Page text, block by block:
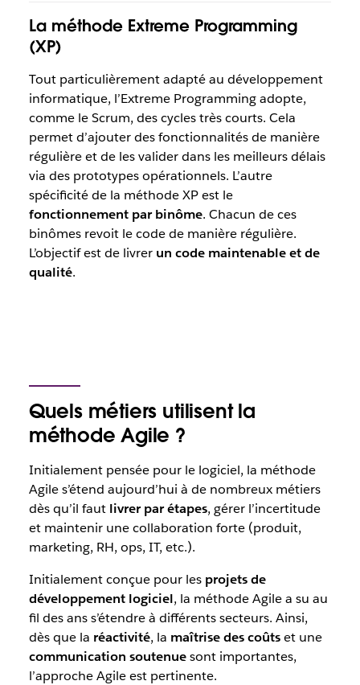
La méthode Extreme Programming
(XP)
Tout particulièrement adapté au développement
informatique, l’Extreme Programming adopte,
comme le Scrum, des cycles très courts. Cela
permet d’ajouter des fonctionnalités de manière
régulière et de les valider dans les meilleurs délais
via des prototypes opérationnels. L’autre
spécificité de la méthode XP est le
fonctionnement par binôme. Chacun de ces
binômes revoit le code de manière régulière.
L’objectif est de livrer un code maintenable et de
qualité.
Quels métiers utilisent la
méthode Agile ?
Initialement pensée pour le logiciel, la méthode
Agile s’étend aujourd’hui à de nombreux métiers
dès qu’il faut livrer par étapes, gérer l’incertitude
et maintenir une collaboration forte (produit,
marketing, RH, ops, IT, etc.).
Initialement conçue pour les projets de
développement logiciel, la méthode Agile a su au
fil des ans s’étendre à différents secteurs. Ainsi,
dès que la réactivité, la maîtrise des coûtset une
communication soutenuesont importantes,
l’approche Agile est pertinente.